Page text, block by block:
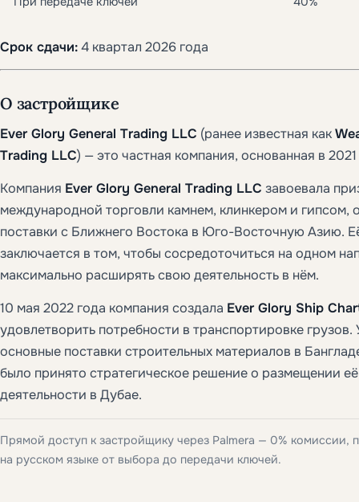
Срок сдачи:4 квартал 2026 года
О застройщике
Ever Glory General Trading LLC (ранее известная как
Trading LLC) — это частная компания, основанная в
Компания Ever Glory General Trading LLC завоевала
международной торговли камнем, клинкером и гипсом,
поставки с Ближнего Востока в Юго-Восточную Азию.
заключается в том, чтобы сосредоточиться на одном
максимально расширять свою деятельность в нём.
10 мая 2022 года компания создала Ever Glory Ship
удовлетворить потребности в транспортировке грузов.
основные поставки строительных материалов в
было принято стратегическое решение о размещении
деятельности в Дубае.
Прямой доступ к застройщику через Palmera — 0% комиссии,
на русском языке от выбора до передачи ключей.